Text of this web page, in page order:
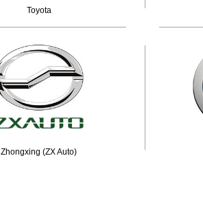
Toyota
Zhongxing (ZX Auto)